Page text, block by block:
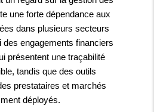
une forte dépendance aux
dans plusieurs secteurs
des engagements financiers
présentent une traçabilité
tandis que des outils
prestataires et marchés
déployés.